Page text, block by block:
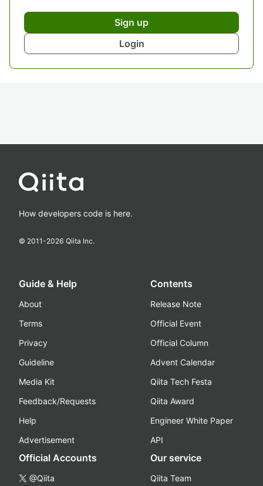
Sign up
Login
How developers code is here.
© 2011-2026 Qiita Inc.
Guide & Help
About
Terms
Privacy
Guideline
Media Kit
Feedback/Requests
Help
Advertisement
Contents
Release Note
Official Event
Official Column
Advent Calendar
Qiita Tech Festa
Qiita Award
Engineer White Paper
API
Official Accounts
@Qiita
Our service
Qiita Team